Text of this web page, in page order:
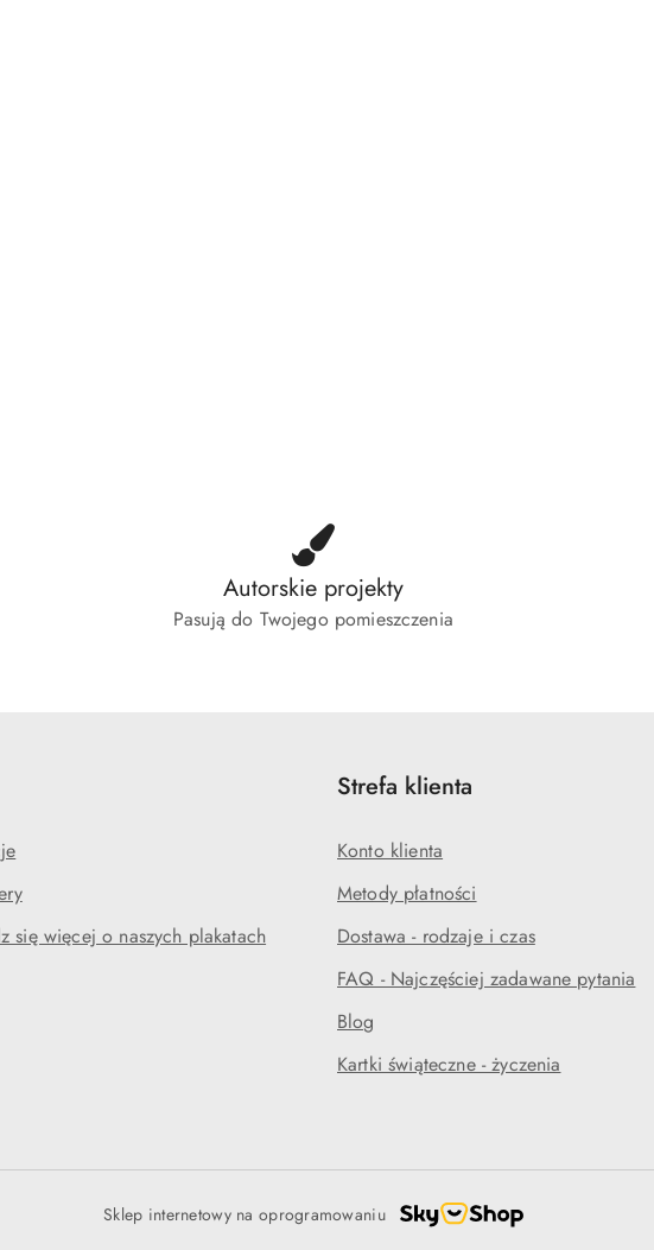
Autorskie projekty
Pasują do Twojego pomieszczenia
się więcej o naszych plakatach
Strefa klienta
Konto klienta
Metody płatności
Dostawa - rodzaje i czas
FAQ - Najczęściej zadawane pytania
Blog
Kartki świąteczne - życzenia
Sklep internetowy na oprogramowaniu